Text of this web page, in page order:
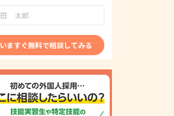
いますぐ無料で相談してみる